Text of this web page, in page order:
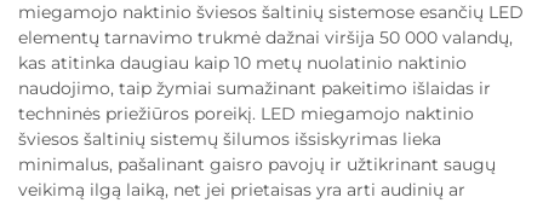
miegamojo naktinio šviesos šaltinių sistemose esančių LED
elementų tarnavimo trukmė dažnai viršija 50 000 valandų,
kas atitinka daugiau kaip 10 metų nuolatinio naktinio
naudojimo, taip žymiai sumažinant pakeitimo išlaidas ir
techninės priežiūros poreikį. LED miegamojo naktinio
šviesos šaltinių sistemų šilumos išsiskyrimas lieka
minimalus, pašalinant gaisro pavojų ir užtikrinant saugų
veikimą ilgą laiką, net jei prietaisas yra arti audinių ar